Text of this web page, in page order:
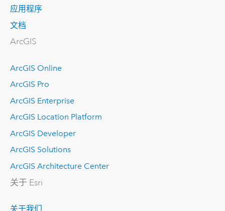
应用程序
文档
ArcGIS
ArcGIS Online
ArcGIS Pro
ArcGIS Enterprise
ArcGIS Location Platform
ArcGIS Developer
ArcGIS Solutions
ArcGIS Architecture Center
关于 Esri
关于我们